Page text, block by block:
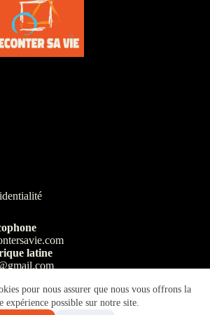
pour nous assurer que nous vous offrons la
expérience possible sur notre site.
latine
19 00
latine